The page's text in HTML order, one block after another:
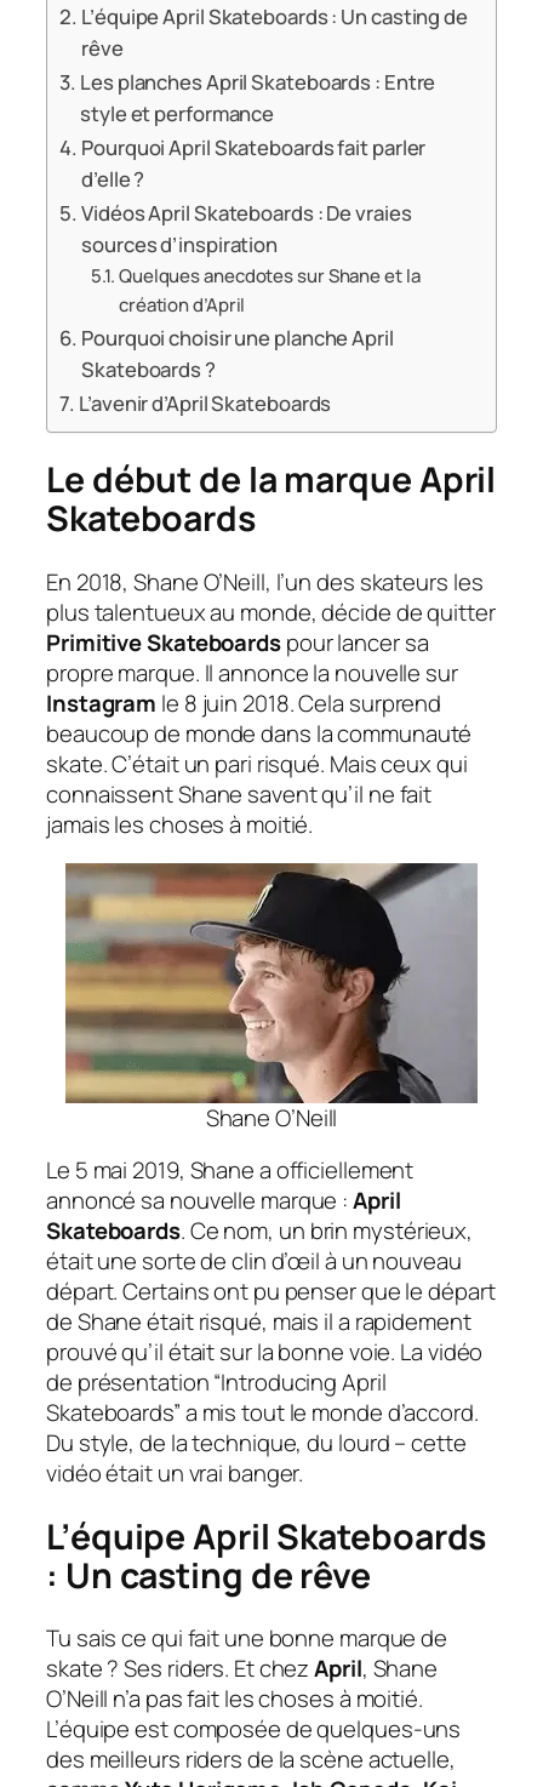
L’équipe April Skateboards : Un casting de
rêve
Les planches April Skateboards : Entre
style et performance
Pourquoi April Skateboards fait parler
d’elle ?
Vidéos April Skateboards : De vraies
sources d’inspiration
Quelques anecdotes sur Shane et la
création d’April
Pourquoi choisir une planche April
Skateboards ?
L’avenir d’April Skateboards
Le début de la marque April
Skateboards
En 2018, Shane O’Neill, l’un des skateurs les
plus talentueux au monde, décide de quitter
Primitive Skateboardspour lancer sa
propre marque. Il annonce la nouvelle sur
Instagram le 8 juin 2018. Cela surprend
beaucoup de monde dans la communauté
skate. C’était un pari risqué. Mais ceux qui
connaissent Shane savent qu’il ne fait
jamais les choses à moitié.
Shane O’Neill
Le 5 mai 2019, Shane a officiellement
annoncé sa nouvelle marque :April
Skateboards. Ce nom, un brin mystérieux,
était une sorte de clin d’œil à un nouveau
départ. Certains ont pu penser que le départ
de Shane était risqué, mais il a rapidement
prouvé qu’il était sur la bonne voie. La vidéo
de présentation “Introducing April
Skateboards” a mis tout le monde d’accord.
Du style, de la technique, du lourd – cette
vidéo était un vrai banger.
L’équipe April Skateboards
: Un casting de rêve
Tu sais ce qui fait une bonne marque de
skate ? Ses riders. Et chezApril, Shane
O’Neill n’a pas fait les choses à moitié.
L’équipe est composée de quelques-uns
des meilleurs riders de la scène actuelle,